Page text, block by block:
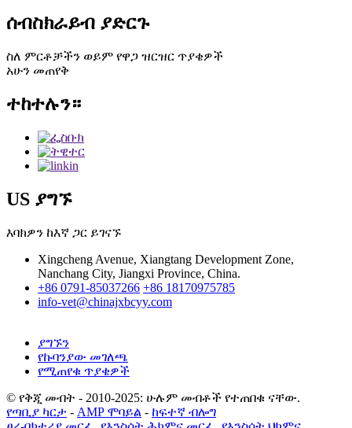
ሰብስክራይብ ያድርጉ
ስለ ምርቶቻችን ወይም የዋጋ ዝርዝር ጥያቄዎች
አሁን መጠየቅ
ተከተሉን።
US ያግኙ
እባክዎን ከእኛ ጋር ይገናኙ
Xingcheng Avenue, Xiangtang Development Zone,
Nanchang City, Jiangxi Province, China.
+86 0791-85037266 +86 18170975785
info-vet@chinajxbcyy.com
ያግኙን
የኩባንያው መገለጫ
የሚጠየቁ ጥያቄዎች
© የቅጂ መብት - 2010-2025: ሁሉም መብቶች የተጠበቁ ናቸው.
የጣቢያ ካርታ - AMP ሞባይል - ከፍተኛ ብሎግ